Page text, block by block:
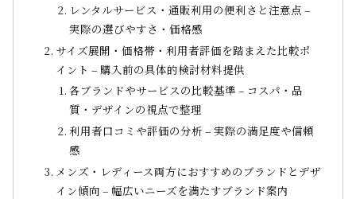
レンタルサービス・通販利用の便利さと注意点 –
実際の選びやすさ・価格感
サイズ展開・価格帯・利用者評価を踏まえた比較ポ
イント – 購入前の具体的検討材料提供
各ブランドやサービスの比較基準 – コスパ・品
質・デザインの視点で整理
利用者口コミや評価の分析 – 実際の満足度や信頼
感
メンズ・レディース両方におすすめのブランドとデザ
イン傾向 – 幅広いニーズを満たすブランド案内